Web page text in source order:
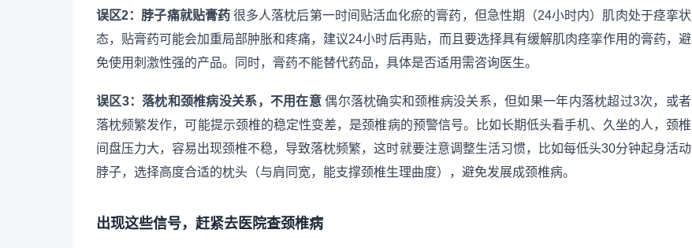
误区2：脖子痛就贴膏药很多人落枕后第一时间贴活血化瘀的膏药，但急性期（24小时内）肌肉处于痉挛状
态，贴膏药可能会加重局部肿胀和疼痛，建议24小时后再贴，而且要选择具有缓解肌肉痉挛作用的膏药，避
免使用刺激性强的产品。同时，膏药不能替代药品，具体是否适用需咨询医生。
误区3：落枕和颈椎病没关系，不用在意偶尔落枕确实和颈椎病没关系，但如果一年内落枕超过3次，或者
落枕频繁发作，可能提示颈椎的稳定性变差，是颈椎病的预警信号。比如长期低头看手机、久坐的人，颈椎
间盘压力大，容易出现颈椎不稳，导致落枕频繁，这时就要注意调整生活习惯，比如每低头30分钟起身活动
脖子，选择高度合适的枕头（与肩同宽，能支撑颈椎生理曲度），避免发展成颈椎病。
出现这些信号，赶紧去医院查颈椎病